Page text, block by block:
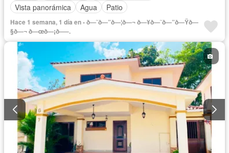
Vista panorámica
Agua Patio
Hace 1 semana, 1 día en - ð—˜ð—”ð—¦ð—¬ ð—¥ð—˜ð—”ð—Ÿð—
§ð—¬ ð—œð—¡ð—–.